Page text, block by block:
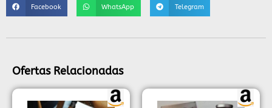
Facebook WhatsApp Telegram
Ofertas Relacionadas